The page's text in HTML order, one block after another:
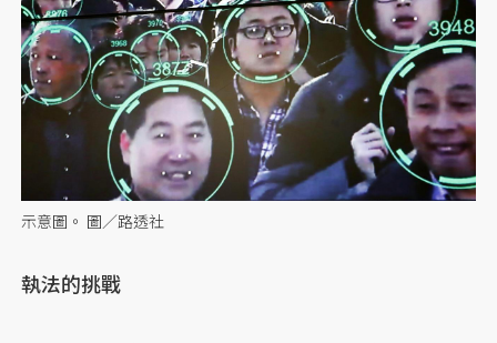
示意圖。 圖／路透社
執法的挑戰